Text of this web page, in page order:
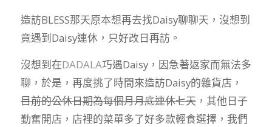
造訪BLESS那天原本想再去找Daisy聊聊天，沒想到
竟遇到Daisy連休，只好改日再訪。
沒想到在DADALA巧遇Daisy，因急著返家而無法多
聊，於是，再度挑了時間來造訪Daisy的雜貨店，
目前的公休日期為每個月月底連休七天，其他日子
勤奮開店，店裡的菜單多了好多款輕食選擇，我們